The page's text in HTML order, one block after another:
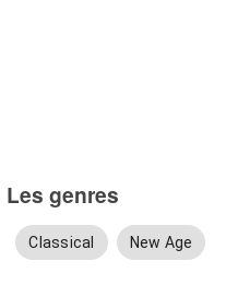
Les genres
Classical New Age